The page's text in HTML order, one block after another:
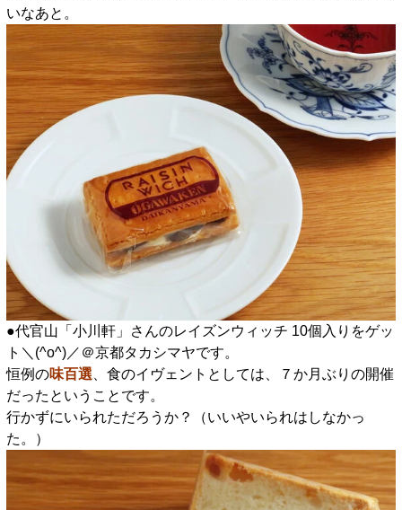
いなあと。
●代官山「小川軒」さんのレイズンウィッチ 10個入りをゲッ
ト＼(^o^)／＠京都タカシマヤです。
恒例の味百選 、食のイヴェントとしては、７か月ぶりの開催
だったということです。
行かずにいられただろうか？（いいやいられはしなかっ
た。）